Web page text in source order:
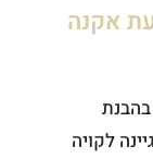
אקנה
לקויה